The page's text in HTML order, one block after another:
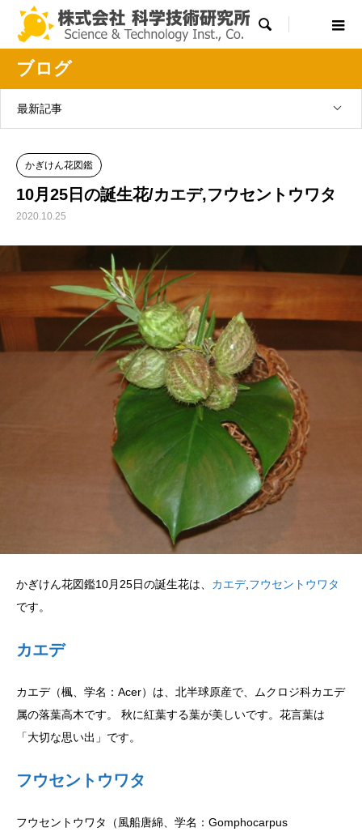

ブログ
最新記事
かぎけん花図鑑
10月25日の誕生花/カエデ,フウセントウワタ
2020.10.25
かぎけん花図鑑10月25日の誕生花は、 カエデ, フウセントウワタ
です。
カエデ
カエデ（楓、学名：Acer）は、北半球原産で、ムクロジ科カエデ
属の落葉高木です。 秋に紅葉する葉が美しいです。花言葉は
「大切な思い出」です。
フウセントウワタ
フウセントウワタ（風船唐綿、学名：Gomphocarpus